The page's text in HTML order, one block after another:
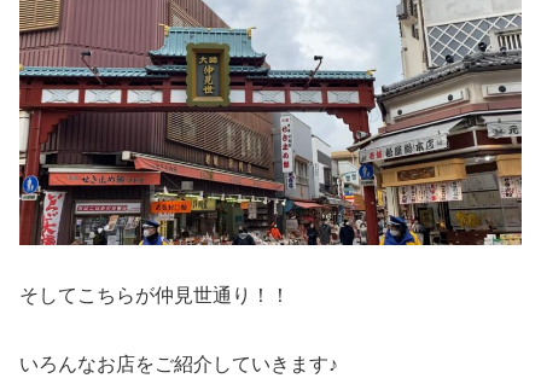
そしてこちらが仲見世通り！！
いろんなお店をご紹介していきます♪